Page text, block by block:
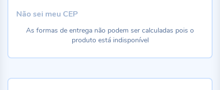
Não sei meu CEP
As formas de entrega não podem ser calculadas pois o
produto está indisponível